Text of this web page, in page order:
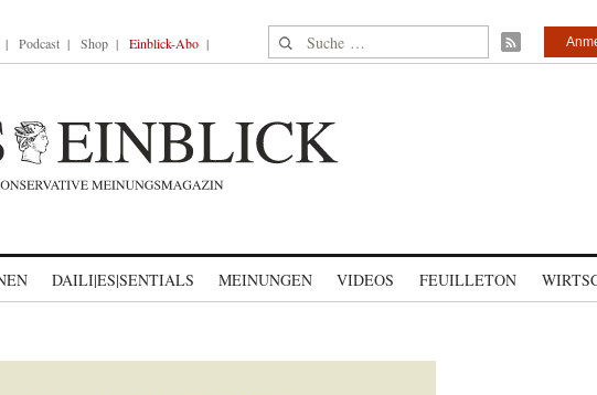
Podcast Shop Einblick-Abo Suche nach:
DAILI|ES|SENTIALS MEINUNGEN VIDEOS FEUILLETON